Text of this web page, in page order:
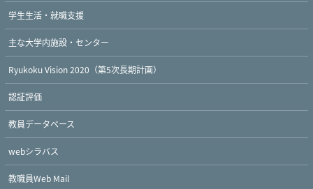
学生生活・就職支援
主な大学内施設・センター
Ryukoku Vision 2020（第5次長期計画）
認証評価
教員データベース
webシラバス
教職員Web Mail